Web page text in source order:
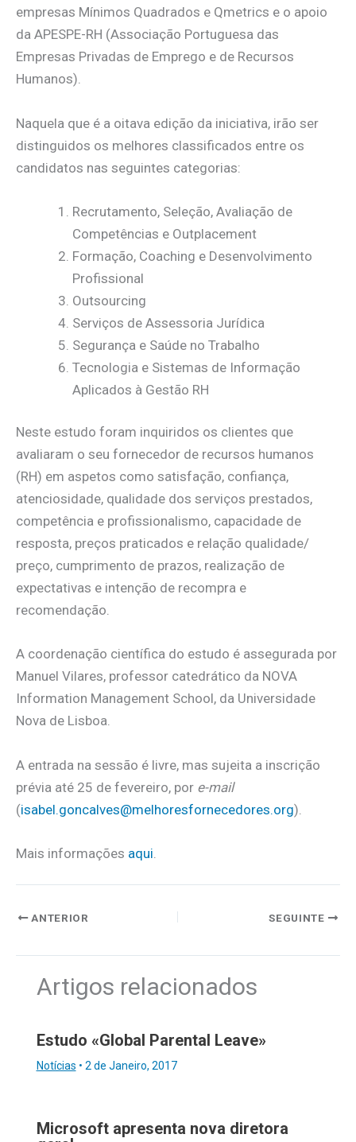
empresas Mínimos Quadrados e Qmetrics e o apoio
da APESPE-RH (Associação Portuguesa das
Empresas Privadas de Emprego e de Recursos
Humanos).
Naquela que é a oitava edição da iniciativa, irão ser
distinguidos os melhores classificados entre os
candidatos nas seguintes categorias:
Recrutamento, Seleção, Avaliação de
Competências e Outplacement
Formação, Coaching e Desenvolvimento
Profissional
Outsourcing
Serviços de Assessoria Jurídica
Segurança e Saúde no Trabalho
Tecnologia e Sistemas de Informação
Aplicados à Gestão RH
Neste estudo foram inquiridos os clientes que
avaliaram o seu fornecedor de recursos humanos
(RH) em aspetos como satisfação, confiança,
atenciosidade, qualidade dos serviços prestados,
competência e profissionalismo, capacidade de
resposta, preços praticados e relação qualidade/
preço, cumprimento de prazos, realização de
expectativas e intenção de recompra e
recomendação.
A coordenação científica do estudo é assegurada por
Manuel Vilares, professor catedrático da NOVA
Information Management School, da Universidade
Nova de Lisboa.
A entrada na sessão é livre, mas sujeita a inscrição
prévia até 25 de fevereiro, por e-mail
(isabel.goncalves@melhoresfornecedores.org).
Mais informações aqui
ANTERIOR SEGUINTE
Artigos relacionados
Estudo «Global Parental Leave»
Notícias • 2 de Janeiro, 2017
Microsoft apresenta nova diretora